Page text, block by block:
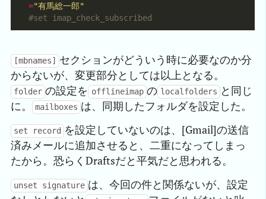
="有馬総一郎"
#set imap_check_subscribed
[mbnames]
セクションがどういう時に必要なのか分
からないが、変更部分としては以上となる。
folder の設定を offlineimap の localfolders と同じ
に。
mailboxes は、同期したフォルダを設定した。
set record を設定していないのは、[Gmail]の送信
済みメールに追加させると、二重になってしまっ
たから。恐らくDraftsだと平気だと思われる。
unset signature は、今回の件と関係ないが、設定